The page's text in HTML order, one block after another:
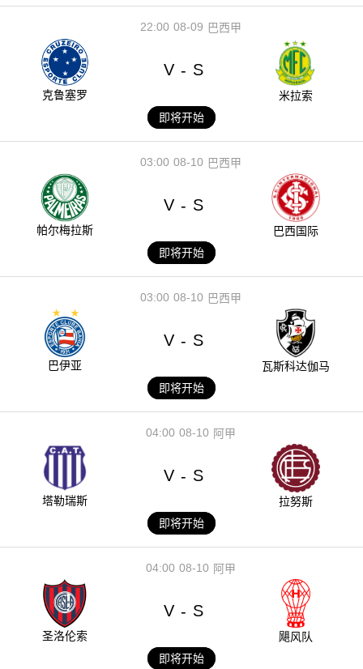
08-09
22:00 巴西甲
克鲁塞罗
V - S
米拉索
即将开始
08-10
03:00 巴西甲
帕尔梅拉斯
V - S
巴西国际
即将开始
08-10
03:00 巴西甲
巴伊亚
V - S
瓦斯科达伽马
即将开始
08-10
04:00 阿甲
塔勒瑞斯
V - S
拉努斯
即将开始
08-10
04:00 阿甲
圣洛伦索
V - S
飓风队
即将开始